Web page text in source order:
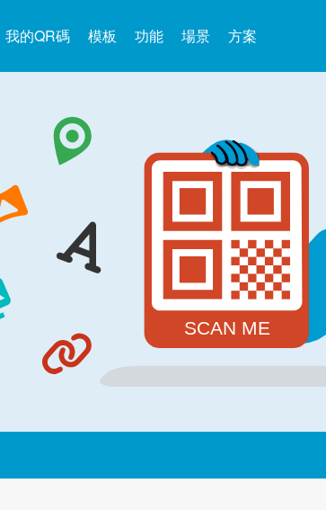
我的QR碼 模板 功能 場景 方案